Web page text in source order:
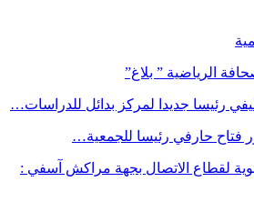
الرياضية ” بلاغ”
رئيسا جديدا لمركز بدائل للدراسات…
حارفي رئيسا للجمعية…
لقطاع الاتصال بجهة مراكش آسفي :